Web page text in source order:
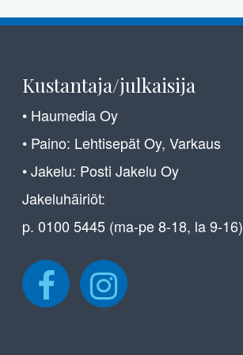
Kustantaja/julkaisija
• Haumedia Oy
• Paino: Lehtisepät Oy, Varkaus
• Jakelu: Posti Jakelu Oy
Jakeluhäiriöt:
p. 0100 5445 (ma-pe 8-18, la 9-16)